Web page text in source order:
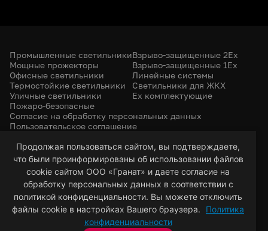
Продолжая пользоваться сайтом, вы подтверждаете,
что были проинформированы об использовании файлов
cookie сайтом ООО «Гранат» и даете согласие на
обработку персональных данных в соответствии с
политикой конфиденциальности. Вы можете отключить
файлы cookie в настройках Вашего браузера.
Политика
конфиденциальности
Промышленные светильники
Мощные прожекторы
Офисные светильники
Термостойкие светильники
Уличные светильники
Пожаро-безопасные
Взрыво-защищенные 2Ex
Взрыво-защищенные 1Ex
Линейные системы
Светильники для ЖКХ
Ex комплектующие
Согласие на обработку персональных данных
Пользовательское соглашение
+7 (385) 299-31-31
led-22@bk.ru
г. Барнаул, 656053
ул. Северо-Западная, 57/99
© 2026 Гранат — светотехническая компания